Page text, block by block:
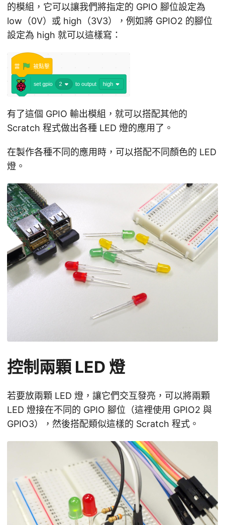
的模組，它可以讓我們將指定的 GPIO 腳位設定為
low（0V）或 high（3V3），例如將 GPIO2 的腳位
設定為 high 就可以這樣寫：
有了這個 GPIO 輸出模組，就可以搭配其他的
Scratch 程式做出各種 LED 燈的應用了。
在製作各種不同的應用時，可以搭配不同顏色的 LED
燈。
控制兩顆 LED 燈
若要放兩顆 LED 燈，讓它們交互發亮，可以將兩顆
LED 燈接在不同的 GPIO 腳位（這裡使用 GPIO2 與
GPIO3），然後搭配類似這樣的 Scratch 程式。